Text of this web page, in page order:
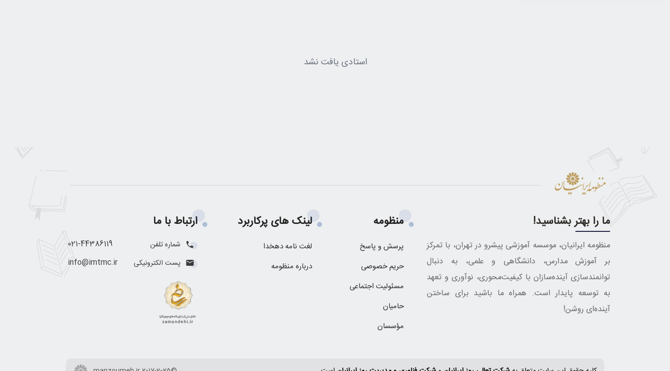
استادی یافت نشد
ما را بهتر بشناسید!
منظومه ایرانیان، موسسه آموزشی پیشرو در تهران، با تمرکز
بر آموزش مدارس، دانشگاهی و علمی، به دنبال
توانمندسازی آینده‌سازان با کیفیت‌محوری، نوآوری و تعهد
به توسعه پایدار است. همراه ما باشید برای ساختن
آینده‌ای روشن!
منظومه
پرسش و پاسخ
حریم خصوصی
مسئولیت اجتماعی
حامیان
مؤسسان
لینک های پرکاربرد
لغت نامه دهخدا
درباره منظومه
ارتباط با ما
شماره تلفن 021-44386119
پست الکترونیکی info@imtmc.ir